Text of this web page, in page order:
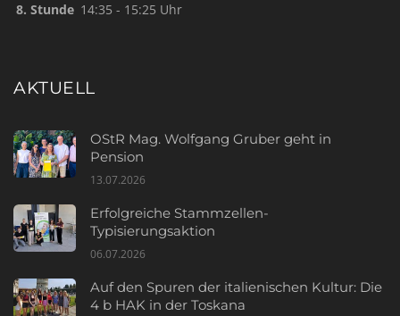
8. Stunde 14:35 - 15:25 Uhr
AKTUELL
OStR Mag. Wolfgang Gruber geht in
Pension
13.07.2026
Erfolgreiche Stammzellen-
Typisierungsaktion
06.07.2026
Auf den Spuren der italienischen Kultur: Die
4 b HAK in der Toskana